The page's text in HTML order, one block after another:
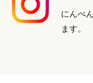
にんべ
ます。